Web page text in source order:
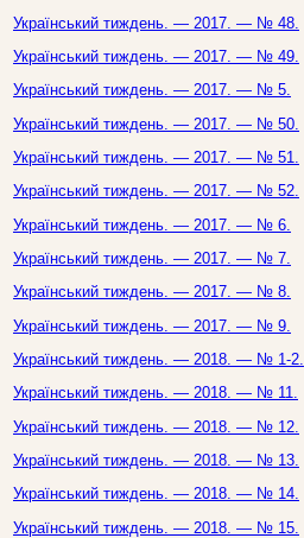
Український тиждень. — 2017. — № 48.
Український тиждень. — 2017. — № 49.
Український тиждень. — 2017. — № 5.
Український тиждень. — 2017. — № 50.
Український тиждень. — 2017. — № 51.
Український тиждень. — 2017. — № 52.
Український тиждень. — 2017. — № 6.
Український тиждень. — 2017. — № 7.
Український тиждень. — 2017. — № 8.
Український тиждень. — 2017. — № 9.
Український тиждень. — 2018. — № 1-2.
Український тиждень. — 2018. — № 11.
Український тиждень. — 2018. — № 12.
Український тиждень. — 2018. — № 13.
Український тиждень. — 2018. — № 14.
Український тиждень. — 2018. — № 15.